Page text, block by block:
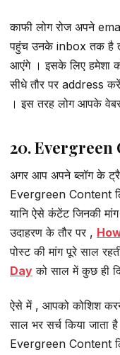
काफी लोग रोज अपने
पहुंच उनके inbox तक है
आएंगे । इसके लिए हमेशा
सीधे तौर पर address
। इस तरह लोग आपके
20. Evergreen
अगर आप अपने ब्लॉग के
Evergreen Content
यानि ऐसे कंटेंट जिनकी
उदाहरण के तौर पर ,
पोस्ट की मांग पूरे साल
Day को साल में कुछ ही
ऐसे में , आपको कोशिश
साल भर सर्च किया जाता
Evergreen Content